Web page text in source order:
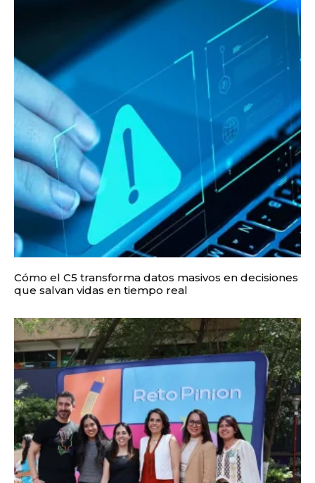
Cómo el C5 transforma datos masivos en decisiones
que salvan vidas en tiempo real